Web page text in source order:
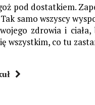
pod dostatkiem.
Tak samo wszyscy
zdrowia i ciała,
wszystkim, co tu